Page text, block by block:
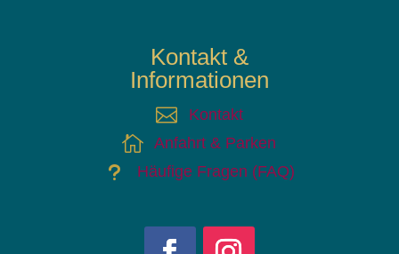
Kontakt &
Informationen
 Kontakt
 Anfahrt & Parken
u Häufige Fragen (FAQ)